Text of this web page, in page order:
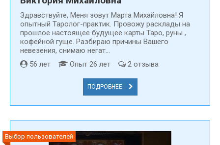
Здравствуйте, Меня зовут Марта Михайловна! Я
опытный Таролог-практик. Провожу расклады на
прошлое настоящее будущее карты Таро, руны ,
кофейной гуще. Разбираю причины Вашего
невезения, снимаю негат...
56 лет
Опыт 26 лет 2 отзыва
ПОДРОБНЕЕ
Выбор пользователей